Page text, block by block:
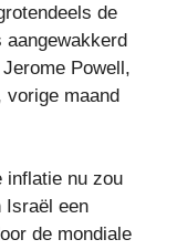
de
aangewakkerd
Powell,
vorige maand
inflatie nu zou
Israël een
de mondiale